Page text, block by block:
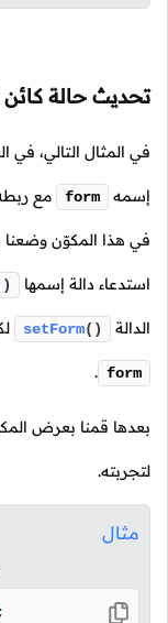
تحديث حالة
في المثال التالي، في
إسمه form مع
في هذا المكوّن وضعنا
استدعاء دالة إسمها
الدالة setForm()
form
.
بعدها قمنا بعرض
لتجربته.
مثال
;